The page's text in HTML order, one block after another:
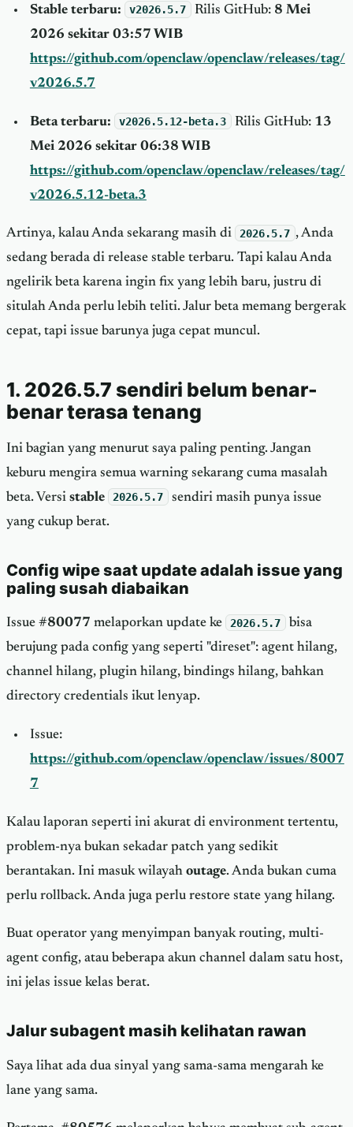
Stable terbaru: v2026.5.7 Rilis GitHub: 8 Mei
2026 sekitar 03:57 WIB
https://github.com/openclaw/openclaw/releases/tag/
v2026.5.7
Beta terbaru: v2026.5.12-beta.3 Rilis GitHub: 13
Mei 2026 sekitar 06:38 WIB
https://github.com/openclaw/openclaw/releases/tag/
v2026.5.12-beta.3
Artinya, kalau Anda sekarang masih di 2026.5.7 , Anda
sedang berada di release stable terbaru. Tapi kalau Anda
ngelirik beta karena ingin fix yang lebih baru, justru di
situlah Anda perlu lebih teliti. Jalur beta memang bergerak
cepat, tapi issue barunya juga cepat muncul.
1. 2026.5.7 sendiri belum benar-
benar terasa tenang
Ini bagian yang menurut saya paling penting. Jangan
keburu mengira semua warning sekarang cuma masalah
beta. Versi stable 2026.5.7
sendiri masih punya issue
yang cukup berat.
Config wipe saat update adalah issue yang
paling susah diabaikan
Issue #80077 melaporkan update ke 2026.5.7
bisa
berujung pada config yang seperti "direset": agent hilang,
channel hilang, plugin hilang, bindings hilang, bahkan
directory credentials ikut lenyap.
Issue:
https://github.com/openclaw/openclaw/issues/8007
7
Kalau laporan seperti ini akurat di environment tertentu,
problem-nya bukan sekadar patch yang sedikit
berantakan. Ini masuk wilayah outage. Anda bukan cuma
perlu rollback. Anda juga perlu restore state yang hilang.
Buat operator yang menyimpan banyak routing, multi-
agent config, atau beberapa akun channel dalam satu host,
ini jelas issue kelas berat.
Jalur subagent masih kelihatan rawan
Saya lihat ada dua sinyal yang sama-sama mengarah ke
lane yang sama.